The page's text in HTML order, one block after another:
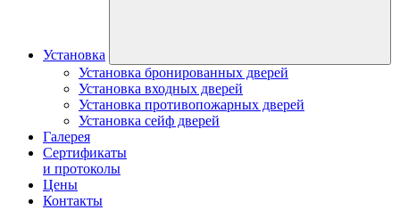
Установка
Установка бронированных дверей
Установка входных дверей
Установка противопожарных дверей
Установка сейф дверей
Галерея
Сертификаты
и протоколы
Цены
Контакты